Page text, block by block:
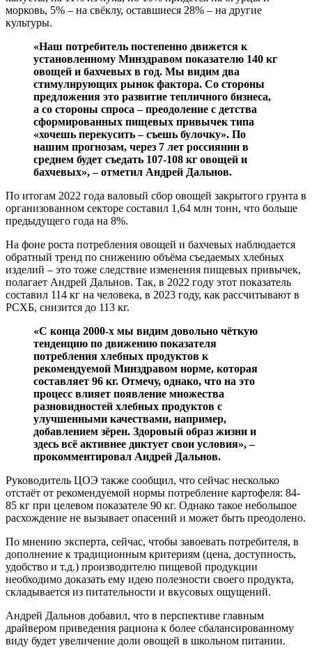
морковь, 5% – на свёклу, оставшиеся 28% – на другие
культуры.
«Наш потребитель постепенно движется к
установленному Минздравом показателю 140 кг
овощей и бахчевых в год. Мы видим два
стимулирующих рынок фактора. Со стороны
предложения это развитие тепличного бизнеса,
а со стороны спроса – преодоление с детства
сформированных пищевых привычек типа
«хочешь перекусить – съешь булочку». По
нашим прогнозам, через 7 лет россиянин в
среднем будет съедать 107-108 кг овощей и
бахчевых», – отметил Андрей Дальнов.
По итогам 2022 года валовый сбор овощей закрытого грунта в
организованном секторе составил 1,64 млн тонн, что больше
предыдущего года на 8%.
На фоне роста потребления овощей и бахчевых наблюдается
обратный тренд по снижению объёма съедаемых хлебных
изделий – это тоже следствие изменения пищевых привычек,
полагает Андрей Дальнов. Так, в 2022 году этот показатель
составил 114 кг на человека, в 2023 году, как рассчитывают в
РСХБ, снизится до 113 кг.
«С конца 2000-х мы видим довольно чёткую
тенденцию по движению показателя
потребления хлебных продуктов к
рекомендуемой Минздравом норме, которая
составляет 96 кг. Отмечу, однако, что на это
процесс влияет появление множества
разновидностей хлебных продуктов с
улучшенными качествами, например,
добавлением зёрен. Здоровый образ жизни и
здесь всё активнее диктует свои условия», –
прокомментировал Андрей Дальнов.
Руководитель ЦОЭ также сообщил, что сейчас несколько
отстаёт от рекомендуемой нормы потребление картофеля: 84-
85 кг при целевом показателе 90 кг. Однако такое небольшое
расхождение не вызывает опасений и может быть преодолено.
По мнению эксперта, сейчас, чтобы завоевать потребителя, в
дополнение к традиционным критериям (цена, доступность,
удобство и т.д.) производителю пищевой продукции
необходимо доказать ему идею полезности своего продукта,
складывается из питательности и вкусовых ощущений.
Андрей Дальнов добавил, что в перспективе главным
драйвером приведения рациона к более сбалансированному
виду будет увеличение доли овощей в школьном питании.